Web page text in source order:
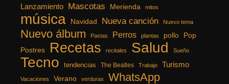
Lanzamiento Mascotas Merienda mitos
música Navidad Nueva canción Nuevo tema
Nuevo álbum Pastas Perros plantas pollo
Pop
Postres
Recetas recitales Salud Sueño
Tecno tendencias The Beatles Trabajo Turismo
Vacaciones Verano verduras WhatsApp